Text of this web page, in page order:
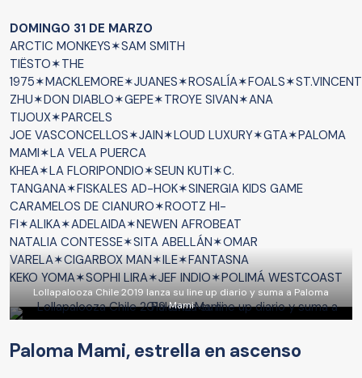
DOMINGO 31 DE MARZO
ARCTIC MONKEYS✶SAM SMITH
TIËSTO✶THE
1975✶MACKLEMORE✶JUANES✶ROSALÍA✶FOALS✶ST.VINCENT
ZHU✶DON DIABLO✶GEPE✶TROYE SIVAN✶ANA
TIJOUX✶PARCELS
JOE VASCONCELLOS✶JAIN✶LOUD LUXURY✶GTA✶PALOMA
MAMI✶LA VELA PUERCA
KHEA✶LA FLORIPONDIO✶SEUN KUTI✶C.
TANGANA✶FISKALES AD-HOK✶SINERGIA KIDS GAME
CARAMELOS DE CIANURO✶ROOTZ HI-
FI✶ALIKA✶ADELAIDA✶NEWEN AFROBEAT
NATALIA CONTESSE✶SITA ABELLÁN✶OMAR
VARELA✶CIGARBOX MAN✶ILE✶FANTASNA
KEKO YOMA✶SOPHI LIRA✶JEF INDIO✶POLIMÁ WESTCOAST
Lollapalooza Chile 2019 lanza su line up diario y suma a Paloma
Mami
Paloma Mami, estrella en ascenso